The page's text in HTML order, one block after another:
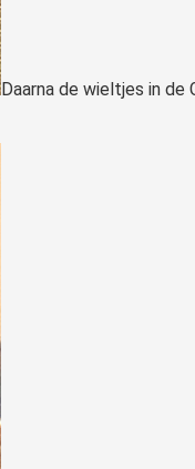
Daarna de wieltjes in de